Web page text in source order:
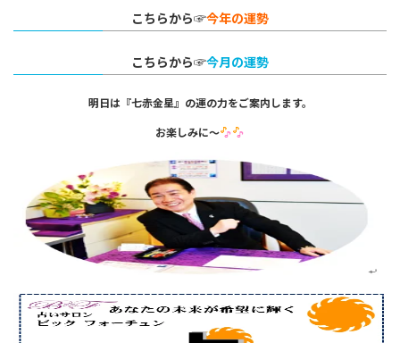
こちらから☞今年の運勢
こちらから☞今月の運勢
明日は『七赤金星』の運の力をご案内します。
お楽しみに～